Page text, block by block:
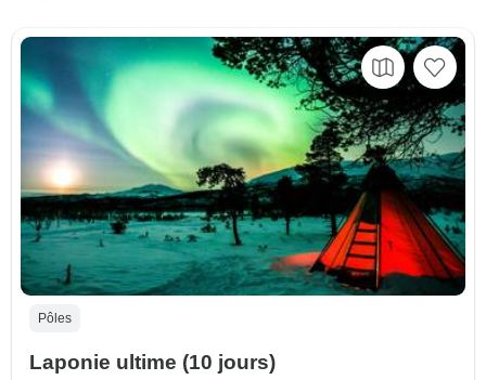
Pôles
Laponie ultime (10 jours)